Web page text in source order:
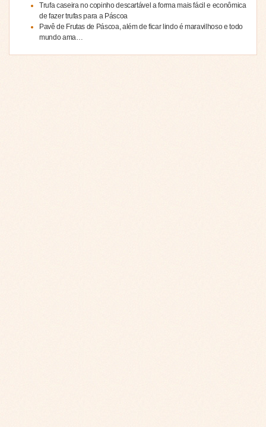
Trufa caseira no copinho descartável a forma mais fácil e econômica
de fazer trufas para a Páscoa
Pavê de Frutas de Páscoa, além de ficar lindo é maravilhoso e todo
mundo ama…